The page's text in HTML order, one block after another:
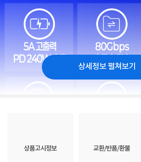
상세정보 펼쳐보기
상품고시정보 교환/반품/환불